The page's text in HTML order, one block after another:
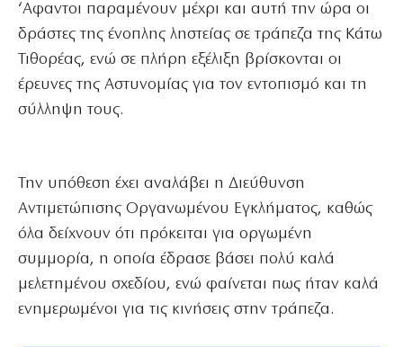
‘Αφαντοι παραμένουν μέχρι και αυτή την ώρα οι
δράστες της ένοπλης ληστείας σε τράπεζα της Κάτω
Τιθορέας, ενώ σε πλήρη εξέλιξη βρίσκονται οι
έρευνες της Αστυνομίας για τον εντοπισμό και τη
σύλληψη τους.
Την υπόθεση έχει αναλάβει η Διεύθυνση
Αντιμετώπισης Οργανωμένου Εγκλήματος, καθώς
όλα δείχνουν ότι πρόκειται για οργωμένη
συμμορία, η οποία έδρασε βάσει πολύ καλά
μελετημένου σχεδίου, ενώ φαίνεται πως ήταν καλά
ενημερωμένοι για τις κινήσεις στην τράπεζα.